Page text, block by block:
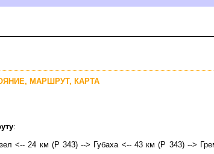
МАРШРУТ, КАРТА
:
<-- 24 км (Р 343) --> Губаха <-- 43 км (Р 343) -->